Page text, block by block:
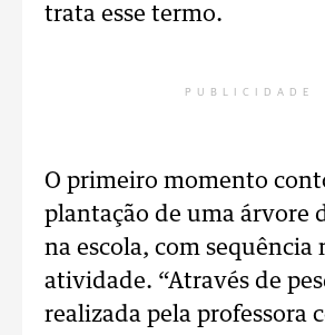
trata esse termo.
PUBLICIDADE
O primeiro momento
plantação de uma árvore
na escola, com sequência
atividade. “Através de
realizada pela professora